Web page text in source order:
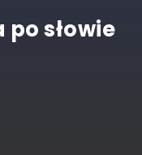
słowie